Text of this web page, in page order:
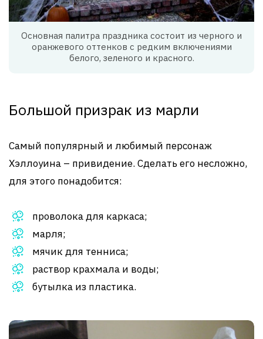
Основная палитра праздника состоит из черного и
оранжевого оттенков с редким включениями
белого, зеленого и красного.
Большой призрак из марли
Самый популярный и любимый персонаж
Хэллоуина – привидение. Сделать его несложно,
для этого понадобится:
проволока для каркаса;
марля;
мячик для тенниса;
раствор крахмала и воды;
бутылка из пластика.